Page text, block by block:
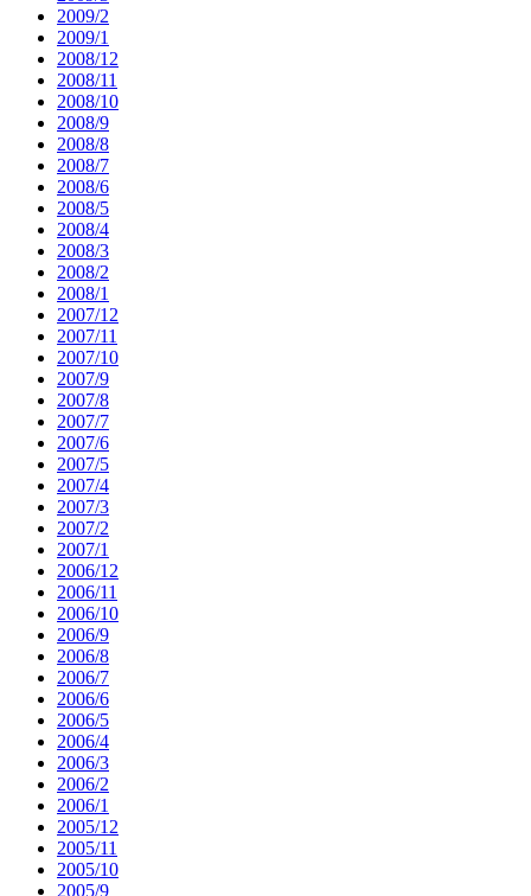
2009/2
2009/1
2008/12
2008/11
2008/10
2008/9
2008/8
2008/7
2008/6
2008/5
2008/4
2008/3
2008/2
2008/1
2007/12
2007/11
2007/10
2007/9
2007/8
2007/7
2007/6
2007/5
2007/4
2007/3
2007/2
2007/1
2006/12
2006/11
2006/10
2006/9
2006/8
2006/7
2006/6
2006/5
2006/4
2006/3
2006/2
2006/1
2005/12
2005/11
2005/10
2005/9